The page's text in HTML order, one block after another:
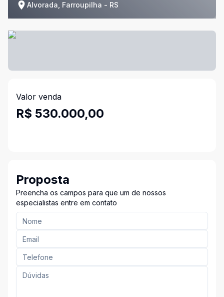
Alvorada, Farroupilha - RS
Valor venda
R$ 530.000,00
Proposta
Preencha os campos para que um de nossos
especialistas entre em contato